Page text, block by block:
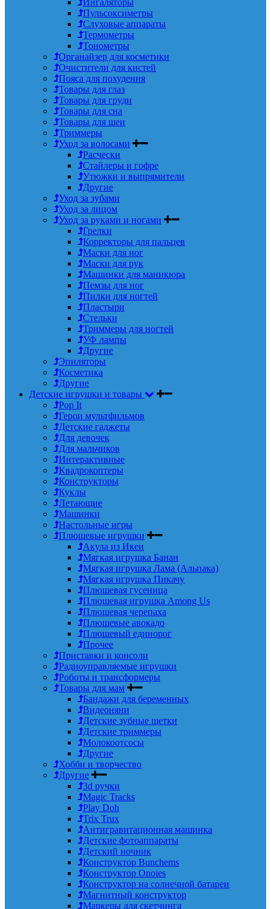
Пульсоксиметры
Слуховые аппараты
Термометры
Тонометры
Органайзер для косметики
Очистители для кистей
Пояса для похудения
Товары для глаз
Товары для груди
Товары для сна
Товары для шеи
Триммеры
Уход за волосами
Расчески
Стайлеры и гофре
Утюжки и выпрямители
Другие
Уход за зубами
Уход за лицом
Уход за руками и ногами
Грелки
Корректоры для пальцев
Маски для ног
Маски для рук
Машинки для маникюра
Пемзы для ног
Пилки для ногтей
Пластыри
Стельки
Триммеры для ногтей
УФ лампы
Другие
Эпиляторы
Косметика
Другие
Детские игрушки и товары
Pop It
Герои мультфильмов
Детские гаджеты
Для девочек
Для мальчиков
Интерактивные
Квадрокоптеры
Конструкторы
Куклы
Летающие
Машинки
Настольные игры
Плюшевые игрушки
Акула из Икеи
Мягкая игрушка Банан
Мягкая игрушка Лама (Альпака)
Мягкая игрушка Пикачу
Плюшевая гусеница
Плюшевая игрушка Among Us
Плюшевая черепаха
Плюшевые авокадо
Плюшевый единорог
Прочее
Приставки и консоли
Радиоуправляемые игрушки
Роботы и трансформеры
Товары для мам
Бандажи для беременных
Видеоняни
Детские зубные щетки
Детские триммеры
Молокоотсосы
Другие
Хобби и творчество
Другие
3d ручки
Magic Tracks
Play Doh
Trix Trux
Антигравитационная машинка
Детские фотоаппараты
Детский ночник
Конструктор Bunchems
Конструктор Onoies
Конструктор на солнечной батареи
Магнитный конструктор
Маркеры для скетчинга